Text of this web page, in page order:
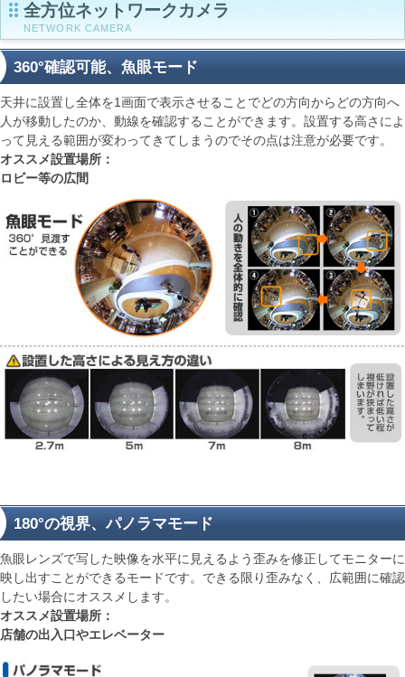
全方位ネットワークカメラ
NETWORK CAMERA
360°確認可能、魚眼モード
天井に設置し全体を1画面で表示させることでどの方向からどの方向へ
人が移動したのか、動線を確認することができます。設置する高さによ
って見える範囲が変わってきてしまうのでその点は注意が必要です。
オススメ設置場所：
ロビー等の広間
180°の視界、パノラマモード
魚眼レンズで写した映像を水平に見えるよう歪みを修正してモニターに
映し出すことができるモードです。できる限り歪みなく、広範囲に確認
したい場合にオススメします。
オススメ設置場所：
店舗の出入口やエレベーター